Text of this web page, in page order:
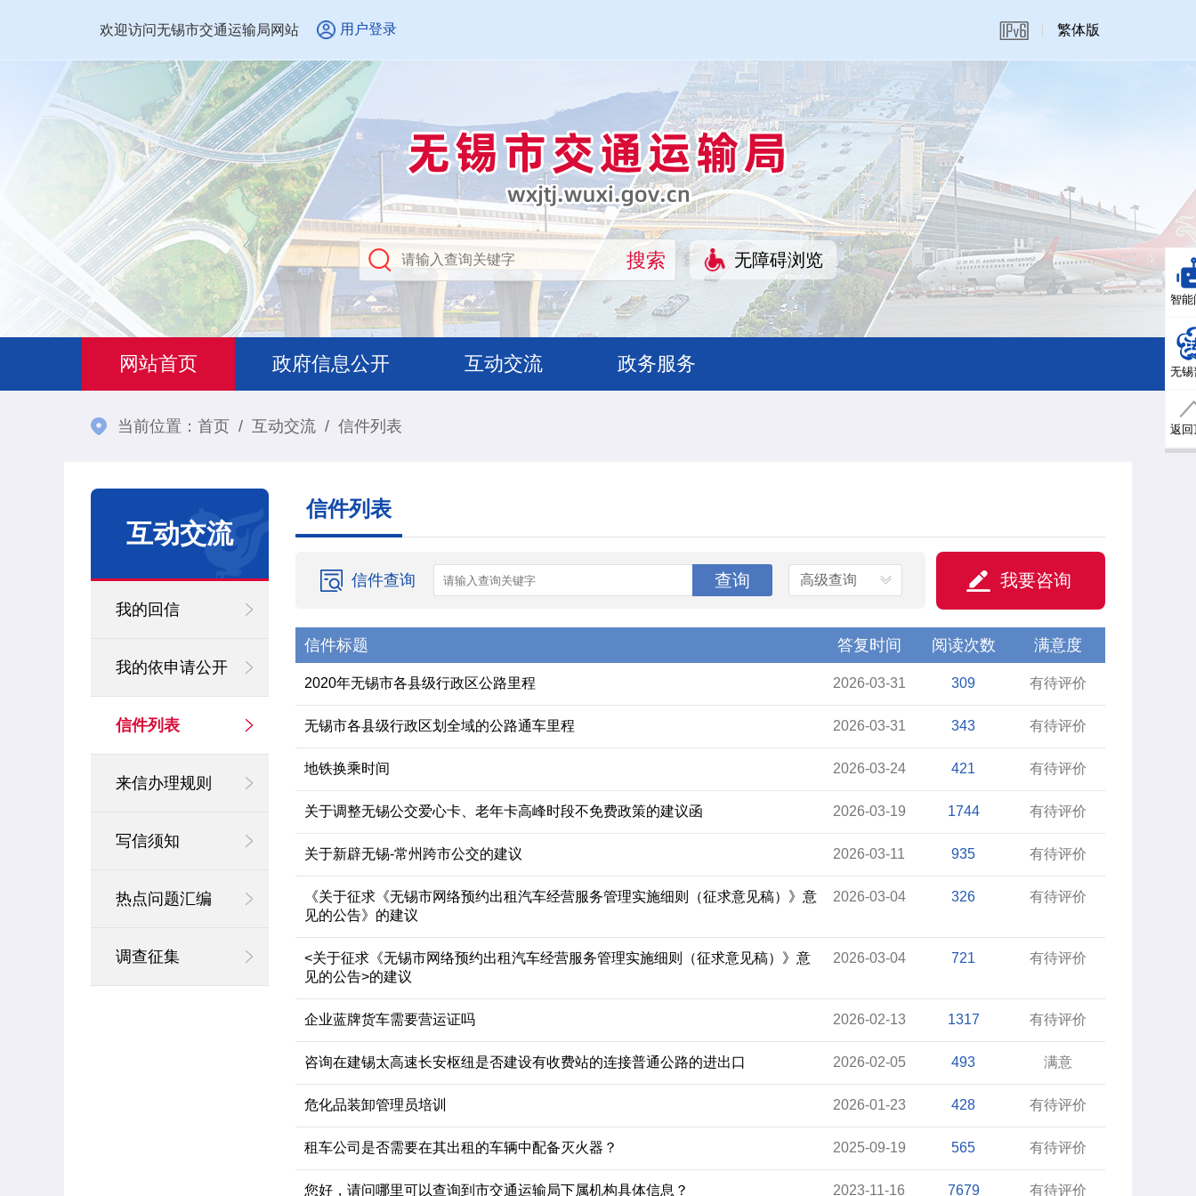
欢迎访问无锡市交通运输局网站 用户登录 繁体版
无障碍浏览
网站首页 政府信息公开 互动交流 政务服务
当前位置： 首页 / 互动交流 / 信件列表
互动交流
我的回信
我的依申请公开
信件列表
来信办理规则
写信须知
热点问题汇编
调查征集
信件列表
信件查询 高级查询 我要咨询
信件标题 答复时间 阅读次数 满意度
2020年无锡市各县级行政区公路里程 2026-03-31 309 有待评价
无锡市各县级行政区划全域的公路通车里程 2026-03-31 343 有待评价
地铁换乘时间 2026-03-24 421 有待评价
关于调整无锡公交爱心卡、老年卡高峰时段不免费政策的建议函 2026-03-19 1744 有待评价
关于新辟无锡-常州跨市公交的建议 2026-03-11 935 有待评价
《关于征求《无锡市网络预约出租汽车经营服务管理实施细则（征求意见稿）》意
见的公告》的建议
2026-03-04 326 有待评价
<关于征求《无锡市网络预约出租汽车经营服务管理实施细则（征求意见稿）》意
见的公告>的建议
2026-03-04 721 有待评价
企业蓝牌货车需要营运证吗 2026-02-13 1317 有待评价
咨询在建锡太高速长安枢纽是否建设有收费站的连接普通公路的进出口 2026-02-05 493 满意
危化品装卸管理员培训 2026-01-23 428 有待评价
租车公司是否需要在其出租的车辆中配备灭火器？ 2025-09-19 565 有待评价
您好，请问哪里可以查询到市交通运输局下属机构具体信息？ 2023-11-16 7679 有待评价
智能
无锡
返回